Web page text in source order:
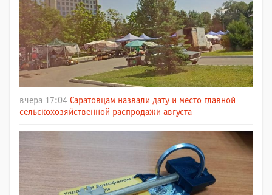
вчера 17:04 Саратовцам назвали дату и место главной
сельскохозяйственной распродажи августа